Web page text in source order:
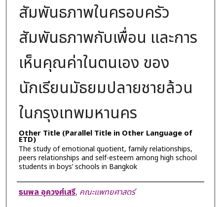
สัมพันธภาพในครอบครัว
สัมพันธภาพกับเพื่อน และการ
เห็นคุณค่าในตนเอง ของ
นักเรียนมัธยมปลายชายล้วน
ในกรุงเทพมหานคร
Other Title (Parallel Title in Other Language of
ETD)
The study of emotional quotient, family relationships,
peers relationships and self-esteem among high school
students in boys’ schools in Bangkok
Author
ธนพล อุควงศ์เสรี, คณะแพทยศาสตร์